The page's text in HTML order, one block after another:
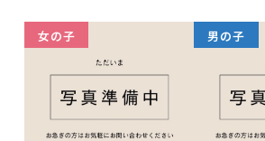
女の子 男の子